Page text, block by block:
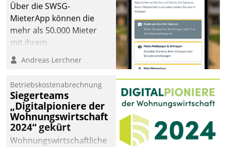
Über die SWSG-
MieterApp können die
mehr als 50.000 Mieter
mit ihrem
Wohnungsunternehmen
kommunizieren, auf dem
einsehen und ändern
oder
Schadensmeldungen
abgeben – rund um die
Uhr.
Andreas Lerchner
Betriebskostenabrechnung
Siegerteams
„Digitalpioniere der
Wohnungswirtschaft
2024“ gekürt
Wohnungswirtschaftliche